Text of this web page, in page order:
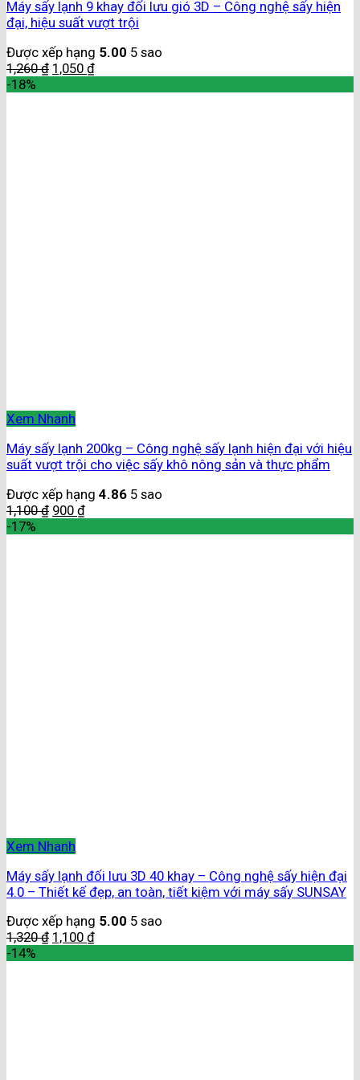
Máy sấy lạnh 9 khay đối lưu gió 3D – Công nghệ sấy hiện
đại, hiệu suất vượt trội
Được xếp hạng 5.00 5 sao
1,260₫ 1,050 ₫
-18%
Xem Nhanh
Máy sấy lạnh 200kg – Công nghệ sấy lạnh hiện đại với hiệu
suất vượt trội cho việc sấy khô nông sản và thực phẩm
Được xếp hạng 4.86 5 sao
1,100₫ 900 ₫
-17%
Xem Nhanh
Máy sấy lạnh đối lưu 3D 40 khay – Công nghệ sấy hiện đại
4.0 – Thiết kế đẹp, an toàn, tiết kiệm với máy sấy SUNSAY
Được xếp hạng 5.00 5 sao
1,320₫ 1,100 ₫
-14%